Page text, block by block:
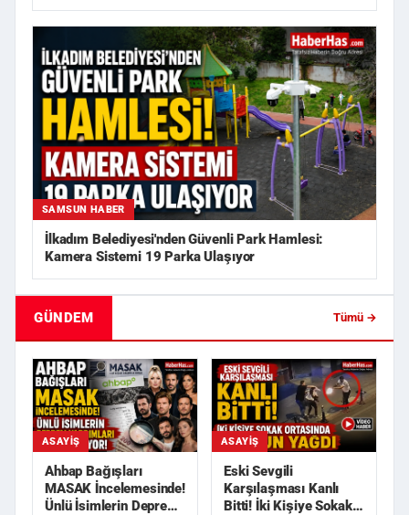
SAMSUN HABER
İlkadım Belediyesi'nden Güvenli Park Hamlesi:
Kamera Sistemi 19 Parka Ulaşıyor
GÜNDEM Tümü →
ASAYIŞ
Ahbap Bağışları
MASAK İncelemesinde!
Ünlü İsimlerin Deprem
ASAYIŞ
Eski Sevgili
Karşılaşması Kanlı
Bitti! İki Kişiye Sokak